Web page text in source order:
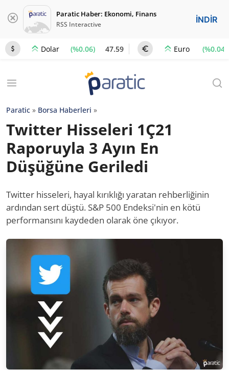
Paratic Haber: Ekonomi, Finans
RSS Interactive İNDİR
Dolar (%0.06) 47.59 Euro (%0.04)
Paratic » Borsa Haberleri »
Twitter Hisseleri 1Ç21
Raporuyla 3 Ayın En
Düşüğüne Geriledi
Twitter hisseleri, hayal kırıklığı yaratan rehberliğinin
ardından sert düştü. S&P 500 Endeksi'nin en kötü
performansını kaydeden olarak öne çıkıyor.